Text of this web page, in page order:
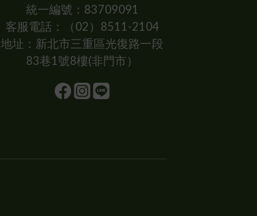
統一編號：83709091
客服電話：（02）8511-2104
地址：新北市三重區光復路一段
83巷1號8樓(非門市）